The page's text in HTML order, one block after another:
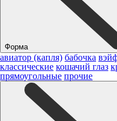
Форма
авиатор (капля) бабочка
классические кошачий глаз
прямоугольные прочие